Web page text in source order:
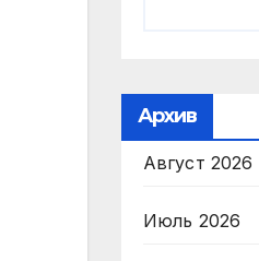
Архив
Август 2026
Июль 2026